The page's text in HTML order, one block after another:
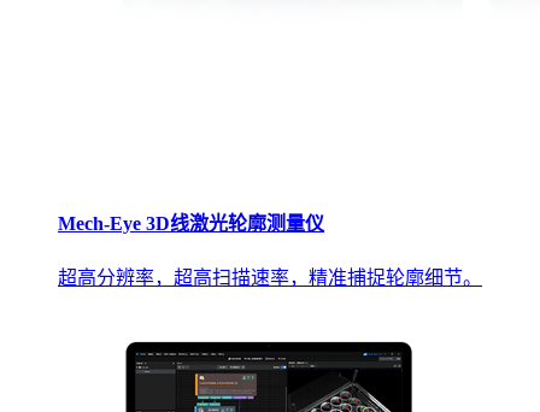
Mech-Eye 3D线激光轮廓测量仪
超高分辨率，超高扫描速率，精准捕捉轮廓细节。